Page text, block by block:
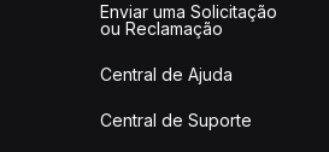
Enviar uma Solicitação
ou Reclamação
Central de Ajuda
Central de Suporte